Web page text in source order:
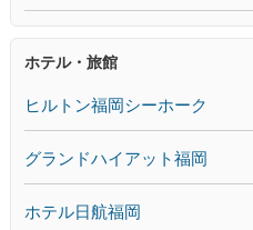
ホテル・旅館
ヒルトン福岡シーホーク
グランドハイアット福岡
ホテル日航福岡